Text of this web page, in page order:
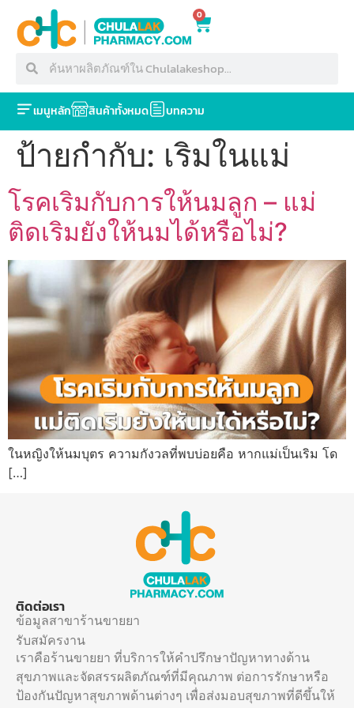
0
เมนูหลัก สินค้าทั้งหมด บทความ
ป้ายกำกับ: เริมในแม่
โรคเริมกับการให้นมลูก – แม่
ติดเริมยังให้นมได้หรือไม่?
ในหญิงให้นมบุตร ความกังวลที่พบบ่อยคือ หากแม่เป็นเริม โด
[…]
ติดต่อเรา
ข้อมูลสาขาร้านขายยา
รับสมัครงาน
เราคือร้านขายยา ที่บริการให้คำปรึกษาปัญหาทางด้าน
สุขภาพและจัดสรรผลิตภัณฑ์ที่มีคุณภาพ ต่อการรักษาหรือ
ป้องกันปัญหาสุขภาพด้านต่างๆ เพื่อส่งมอบสุขภาพที่ดีขึ้นให้